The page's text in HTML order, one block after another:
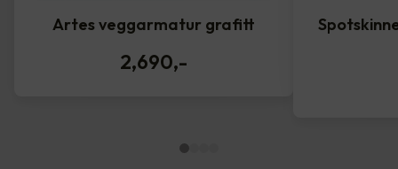
Artes veggarmatur grafitt
2,690,-